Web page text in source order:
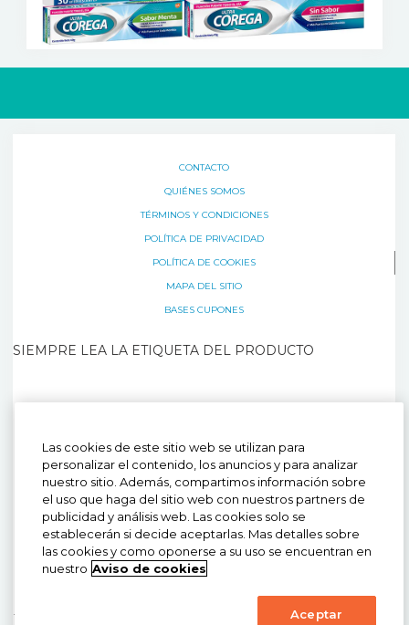
CONTACTO
QUIÉNES SOMOS
TÉRMINOS Y CONDICIONES
POLÍTICA DE PRIVACIDAD
POLÍTICA DE COOKIES
MAPA DEL SITIO
BASES CUPONES
SIEMPRE LEA LA ETIQUETA DEL PRODUCTO
mystory.mx@haleon.com
Ultra Corega® Reg. No. 0897C98 SSA. Ultra
Corega Menta® Reg. No. 0594C2008 SSA Permiso de Publicidad No.
163300201B0015 Cod. Int. CHMEX/CHPLD/0071/14c Permiso de Publicidad No.
203300201B1141 Cod. Int. CHMEX/CHPLD/0050/19 Permiso de Publicidad No.
203300201B1634 Cod. Int. CHMEX/CHPLD/0044/18, PM-MX-PLD-20-
00029 Proyecto Interno: PM-MX-PLD-22-00041. Permiso de Publicidad No:
223300201B3770. Sitio válido únicamente para México. © Grupo de
compañías Haleon. Todos los derechos reservados
CONSULTE REGULARMENTE A SU ODONTÓLOGO. Lea las
teléfono 800 234 3000 o
Ultra Corega® Reg.
Las cookies de este sitio web se utilizan para
personalizar el contenido, los anuncios y para analizar
nuestro sitio. Además, compartimos información sobre
el uso que haga del sitio web con nuestros partners de
publicidad y análisis web. Las cookies solo se
establecerán si decide aceptarlas. Mas detalles sobre
las cookies y como oponerse a su uso se encuentran en
nuestro Aviso de cookies
Aceptar